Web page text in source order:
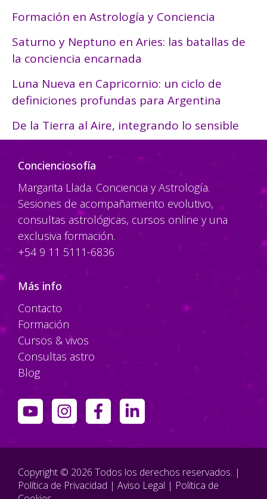
Formación en Astrología y Conciencia
Saturno y Neptuno en Aries: las batallas de
la conciencia encarnada
Luna Nueva en Capricornio: un ciclo de
definiciones profundas para Argentina
De la Tierra al Aire, integrando lo sensible
Concienciosofía
Margarita Llada. Conciencia y Astrología.
Sesiones de acompañamiento evolutivo,
consultas astrológicas, cursos online y una
exclusiva formación.
+54 9 11 5111-6836
Más info
Contacto
Formación
Cursos & vivos
Consultas astro
Blog
Copyright © 2026 Todos los derechos reservados. |
Política de Privacidad | Aviso Legal | Política de